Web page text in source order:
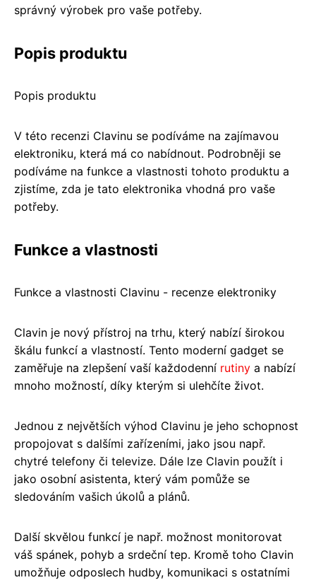
správný výrobek pro vaše potřeby.
Popis produktu
Popis produktu
V této recenzi Clavinu se podíváme na zajímavou
elektroniku, která má co nabídnout. Podrobněji se
podíváme na funkce a vlastnosti tohoto produktu a
zjistíme, zda je tato elektronika vhodná pro vaše
potřeby.
Funkce a vlastnosti
Funkce a vlastnosti Clavinu - recenze elektroniky
Clavin je nový přístroj na trhu, který nabízí širokou
škálu funkcí a vlastností. Tento moderní gadget se
zaměřuje na zlepšení vaší každodenní rutiny a nabízí
mnoho možností, díky kterým si ulehčíte život.
Jednou z největších výhod Clavinu je jeho schopnost
propojovat s dalšími zařízeními, jako jsou např.
chytré telefony či televize. Dále lze Clavin použít i
jako osobní asistenta, který vám pomůže se
sledováním vašich úkolů a plánů.
Další skvělou funkcí je např. možnost monitorovat
váš spánek, pohyb a srdeční tep. Kromě toho Clavin
umožňuje odposlech hudby, komunikaci s ostatními